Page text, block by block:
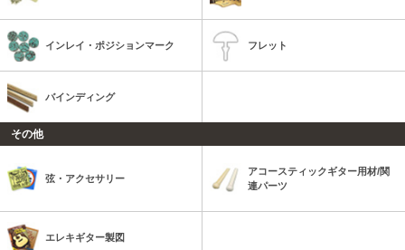
インレイ・ポジションマーク フレット
バインディング
その他
弦・アクセサリー
アコースティックギター用材/関
連パーツ
エレキギター製図